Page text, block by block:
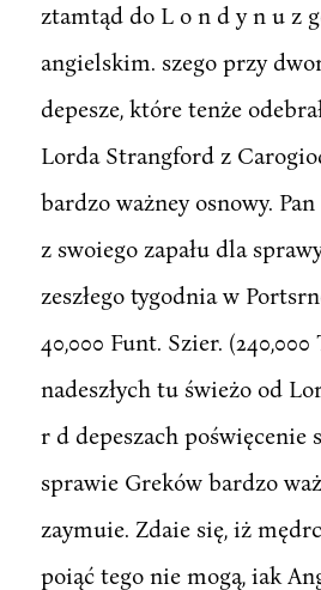
ztamtąd do L o n d y n u z
angielskim. szego przy
depesze, które tenże
Lorda Strangford z
bardzo ważney osnowy.
z swoiego zapału dla
zeszłego tygodnia w
40,000 Funt. Szier. (240,000
nadeszłych tu świeżo od
r d depeszach poświęcenie
sprawie Greków bardzo
zaymuie. Zdaie się, iż
poiąć tego nie mogą, iak